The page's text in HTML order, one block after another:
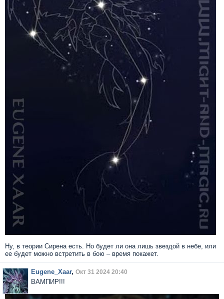
Ну, в теории Сирена есть. Но будет ли она лишь звездой в небе, или
ее будет можно встретить в бою – время покажет.
Eugene_Xaar, Окт 31 2024 20:40
ВАМПИР!!!